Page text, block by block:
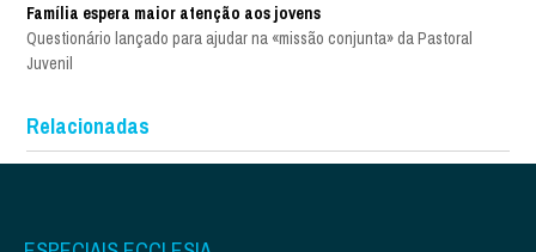
Família espera maior atenção aos jovens
Questionário lançado para ajudar na «missão conjunta» da Pastoral
Juvenil
Relacionadas